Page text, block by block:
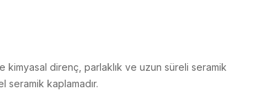
kimyasal direnç, parlaklık ve uzun süreli seramik
seramik kaplamadır.